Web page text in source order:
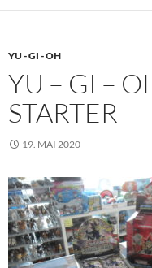
YU - GI - OH
YU – GI –
STARTER
19. MAI 2020